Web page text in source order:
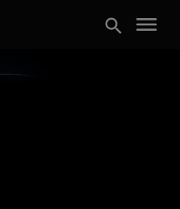
search menu